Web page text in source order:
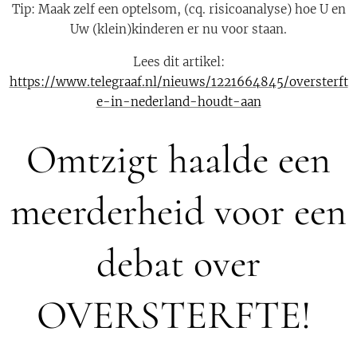
Tip: Maak zelf een optelsom, (cq. risicoanalyse) hoe U en
Uw (klein)kinderen er nu voor staan.
Lees dit artikel:
https://www.telegraaf.nl/nieuws/1221664845/oversterft
e-in-nederland-houdt-aan
Omtzigt haalde een
meerderheid voor een
debat over
OVERSTERFTE!